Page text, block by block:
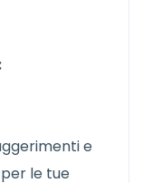
e
le tue